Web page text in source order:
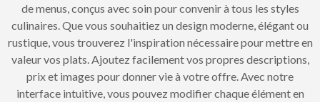
de menus, conçus avec soin pour convenir à tous les styles
culinaires. Que vous souhaitiez un design moderne, élégant ou
rustique, vous trouverez l'inspiration nécessaire pour mettre en
valeur vos plats. Ajoutez facilement vos propres descriptions,
prix et images pour donner vie à votre offre. Avec notre
interface intuitive, vous pouvez modifier chaque élément en